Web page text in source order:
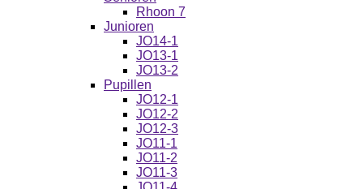
Rhoon 7
Junioren
JO14-1
JO13-1
JO13-2
Pupillen
JO12-1
JO12-2
JO12-3
JO11-1
JO11-2
JO11-3